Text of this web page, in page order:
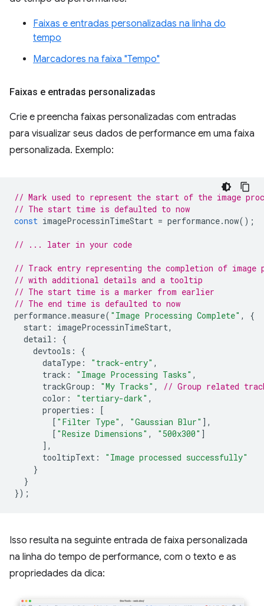
Faixas e entradas personalizadas na linha do
tempo
Marcadores na faixa "Tempo"
Faixas e entradas personalizadas
Crie e preencha faixas personalizadas com entradas
para visualizar seus dados de performance em uma faixa
personalizada. Exemplo:
// Mark used to represent the start of the image
// The start time is defaulted to now
const imageProcessinTimeStart = performance.now();
// ... later in your code
// Track entry representing the completion of image
// with additional details and a tooltip
// The start time is a marker from earlier
// The end time is defaulted to now
performance.measure( "Image Processing Complete" ,
{
start : imageProcessinTimeStart,
detail :
{
devtools :
{
dataType : "track-entry" ,
track : "Image Processing Tasks" ,
trackGroup : "My Tracks" ,
// Group related
color : "tertiary-dark" ,
properties :
[
[ "Filter Type" , "Gaussian Blur" ],
[ "Resize Dimensions" , "500x300" ]
],
tooltipText :
"Image processed successfully"
}
}
});
Isso resulta na seguinte entrada de faixa personalizada
na linha do tempo de performance, com o texto e as
propriedades da dica: